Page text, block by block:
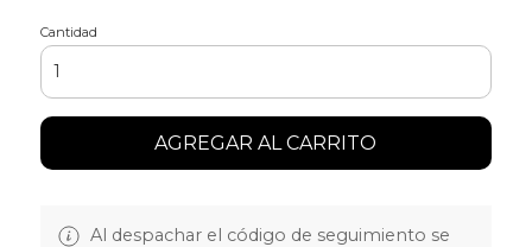
Cantidad
AGREGAR AL CARRITO
Al despachar el código de seguimiento se